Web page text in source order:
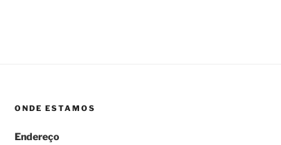
ONDE ESTAMOS
Endereço